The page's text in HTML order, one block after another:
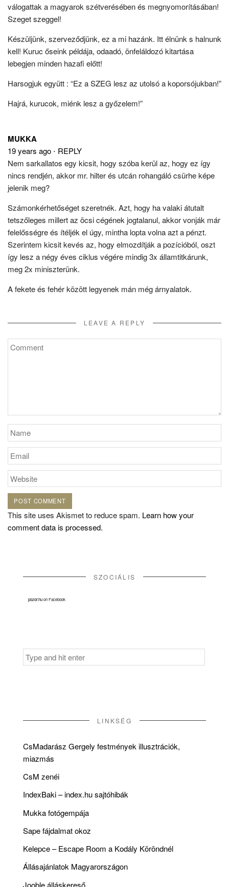
válogattak a magyarok szétverésében és megnyomorításában!
Szeget szeggel!
Készüljünk, szerveződjünk, ez a mi hazánk. Itt élnünk s halnunk
kell! Kuruc őseink példája, odaadó, önfeláldozó kitartása
lebegjen minden hazafi előtt!
Harsogjuk együtt : “Ez a SZEG lesz az utolsó a koporsójukban!”
Hajrá, kurucok, miénk lesz a győzelem!”
MUKKA
19 years ago ⋅ REPLY
Nem sarkallatos egy kicsit, hogy szóba kerül az, hogy ez így
nincs rendjén, akkor mr. hilter és utcán rohangáló csürhe képe
jelenik meg?
Számonkérhetőséget szeretnék. Azt, hogy ha valaki átutalt
tetszőleges millert az öcsi cégének jogtalanul, akkor vonják már
felelősségre és ítéljék el úgy, mintha lopta volna azt a pénzt.
Szerintem kicsit kevés az, hogy elmozdítják a pozícióból, oszt
így lesz a négy éves ciklus végére mindig 3x államtitkárunk,
meg 2x miniszterünk.
A fekete és fehér között legyenek mán még árnyalatok.
LEAVE A REPLY
This site uses Akismet to reduce spam. Learn how your
comment data is processed.
SZOCIÁLIS
pozor.huon Facebook
Search
for:
LINKSÉG
CsMadarász Gergely festmények illusztrációk,
miazmás
CsM zenéi
IndexBaki – index.hu sajtóhibák
Mukka fotógempája
Sape fájdalmat okoz
Kelepce – Escape Room a Kodály Köröndnél
Állásajánlatok Magyarországon
Jooble álláskereső